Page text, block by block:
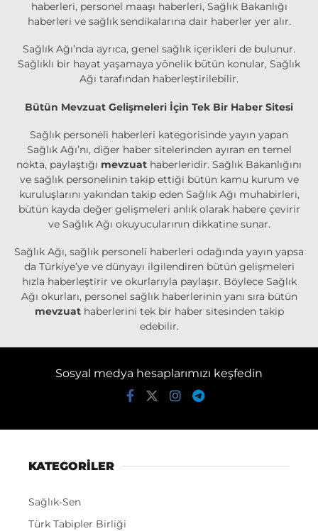
haberleri, personel maaşı haberleri, Sağlık Bakanlığı
haberleri ve sağlık sendikalarına dair haberler yer alır.
Sağlık Ağı’nda ayrıca, genel sağlık içerikleri de bulunur.
Sağlıklı bir hayat yaşamaya yönelik bütün konular, Sağlık
Ağı tarafından haberleştirilebilir.
Bütün Mevzuat Gelişmeleri İçin Tek Bir Haber Sitesi
Sağlık personeli haberleri kategorisinde yayın yapan
Sağlık Ağı’nı, diğer haber sitelerinden ayıran en temel
nokta, paylaştığı mevzuat haberleridir. Sağlık Bakanlığını
ve sağlık personelinin takip ettiği bütün kamu kurum ve
kuruluşlarını yakından takip eden Sağlık Ağı muhabirleri,
bütün kayda değer gelişmeleri anlık olarak habere çevirir
ve Sağlık Ağı okuyucularının dikkatine sunar.
Sağlık Ağı, sağlık personeli haberleri odağında yayın yapsa
da Türkiye’ye ve dünyayı ilgilendiren bütün gelişmeleri
hızla haberleştirir ve okurlarıyla paylaşır. Böylece Sağlık
Ağı okurları, personel sağlık haberlerinin yanı sıra bütün
mevzuathaberlerini tek bir haber sitesinden takip
edebilir.
Sosyal medya hesaplarımızı keşfedin
KATEGORİLER
Sağlık-Sen
Türk Tabipler Birliği